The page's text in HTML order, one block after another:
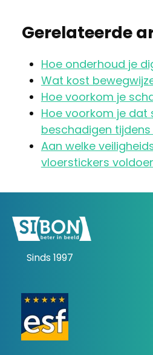
Gerelateerde
Hoe onderhoud je
Wat kost
Hoe voorkom je
Hoe voorkom je dat
beschadigen
Aan welke
vloerstickers
Sinds 1997